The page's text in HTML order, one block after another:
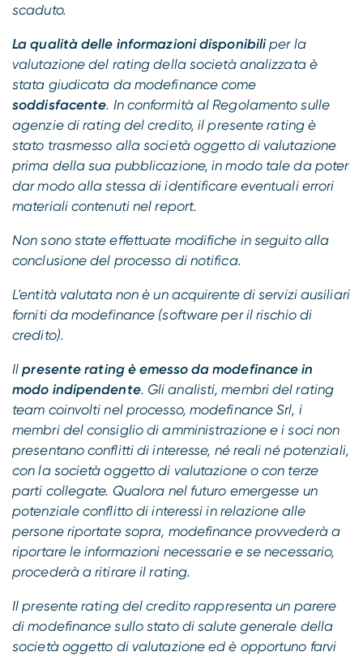
scaduto.
La qualità delle informazioni disponibiliper la
valutazione del rating della società analizzata è
stata giudicata da modefinance come
soddisfacente. In conformità al Regolamento sulle
agenzie di rating del credito, il presente rating è
stato trasmesso alla società oggetto di valutazione
prima della sua pubblicazione, in modo tale da poter
dar modo alla stessa di identificare eventuali errori
materiali contenuti nel report.
Non sono state effettuate modifiche in seguito alla
conclusione del processo di notifica.
L'entità valutata non è un acquirente di servizi ausiliari
forniti da modefinance (software per il rischio di
credito).
Ilpresente rating è emesso da modefinance in
modo indipendente. Gli analisti, membri del rating
team coinvolti nel processo, modefinance Srl, i
membri del consiglio di amministrazione e i soci non
presentano conflitti di interesse, né reali né potenziali,
con la società oggetto di valutazione o con terze
parti collegate. Qualora nel futuro emergesse un
potenziale conflitto di interessi in relazione alle
persone riportate sopra, modefinance provvederà a
riportare le informazioni necessarie e se necessario,
procederà a ritirare il rating.
Il presente rating del credito rappresenta un parere
di modefinance sullo stato di salute generale della
società oggetto di valutazione ed è opportuno farvi